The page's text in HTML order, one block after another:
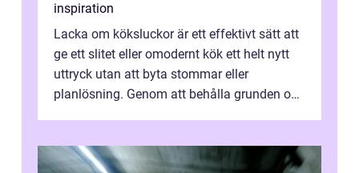
inspiration
Lacka om köksluckor är ett effektivt sätt att
ge ett slitet eller omodernt kök ett helt nytt
uttryck utan att byta stommar eller
planlösning. Genom att behålla grunden och